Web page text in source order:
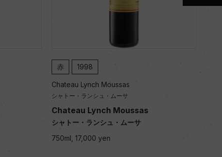
赤 1998
Chateau Lynch Moussas
シャトー・ランシュ・ムーサ
Chateau Lynch Moussas
シャトー・ランシュ・ムーサ
750ml, 17,000 yen